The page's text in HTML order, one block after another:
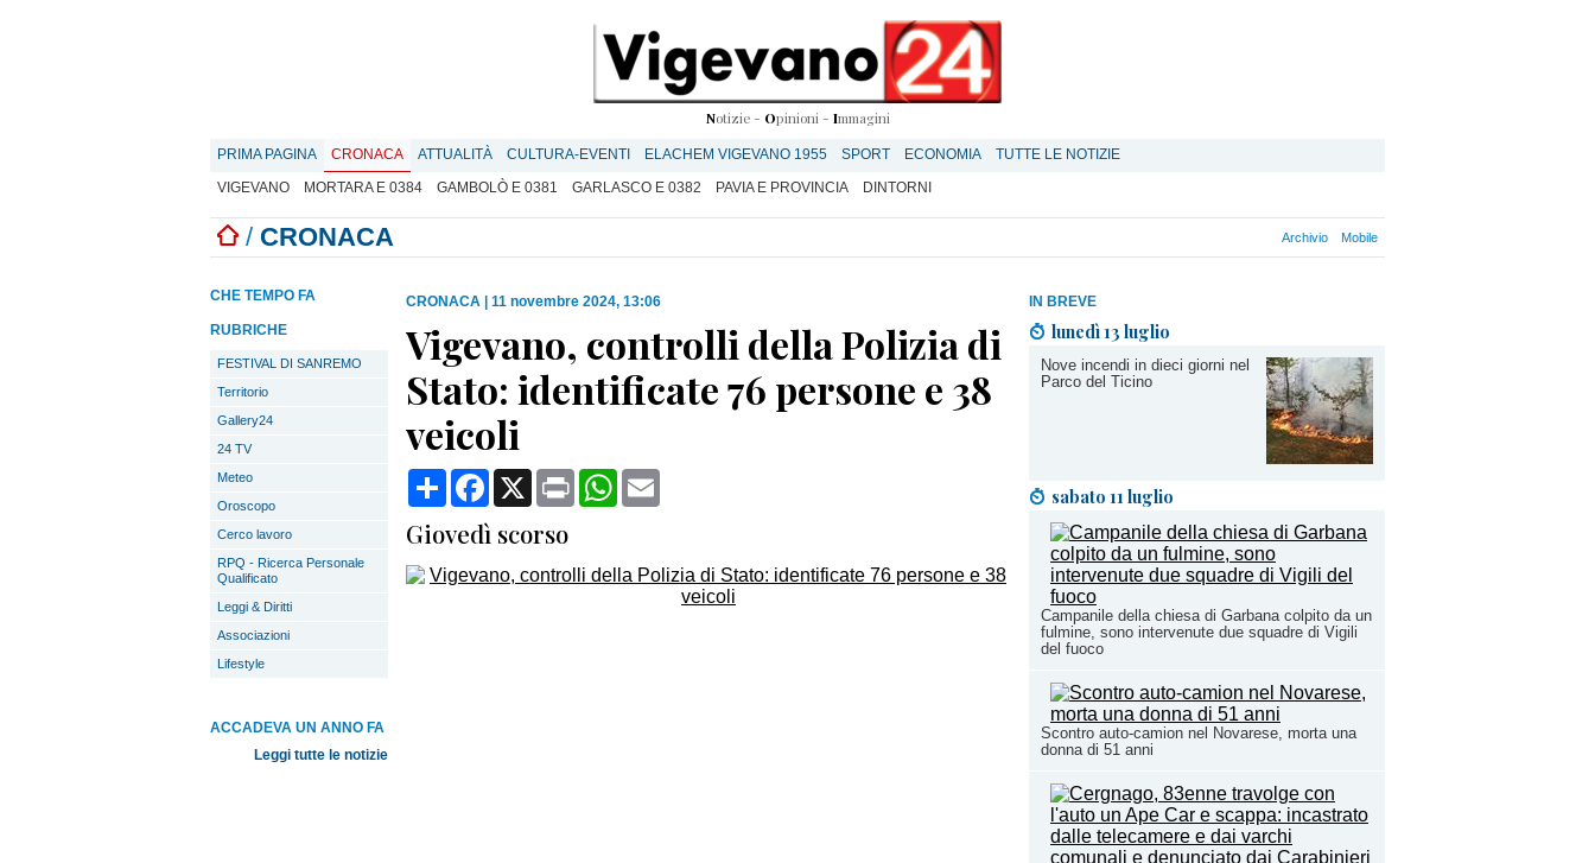
Notizie - Opinioni - Immagini
PRIMA PAGINA CRONACA ATTUALITÀ CULTURA-EVENTI ELACHEM VIGEVANO 1955 SPORT ECONOMIA
TUTTE LE NOTIZIE
VIGEVANO
MORTARA E 0384 GAMBOLÒ E 0381 GARLASCO E 0382 PAVIA E PROVINCIA DINTORNI
/ CRONACA Archivio Mobile
IN BREVE
lunedì 13 luglio
Nove incendi in dieci giorni nel
Parco del Ticino
sabato 11 luglio
Campanile della chiesa di Garbana colpito da un
fulmine, sono intervenute due squadre di Vigili
del fuoco
Scontro auto-camion nel Novarese, morta una
donna di 51 anni
CHE TEMPO FA
RUBRICHE
FESTIVAL DI SANREMO
Territorio
Gallery24
24 TV
Meteo
Oroscopo
Cerco lavoro
RPQ - Ricerca Personale
Qualificato
Leggi & Diritti
Associazioni
Lifestyle
ACCADEVA UN ANNO FA
Leggi tutte le notizie
CRONACA 11 novembre 2024, 13:06
Vigevano, controlli della Polizia di
Stato: identificate 76 persone e 38
veicoli
CondividiFacebook
X Print WhatsApp
Giovedì scorso